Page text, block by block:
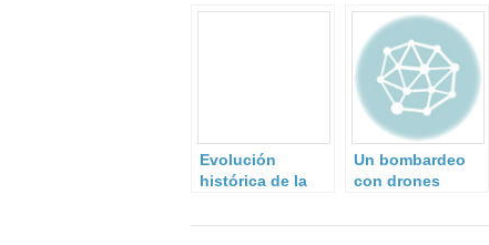
Evolución
histórica de la
Defensa en
Un bombardeo
con drones
una treintena de